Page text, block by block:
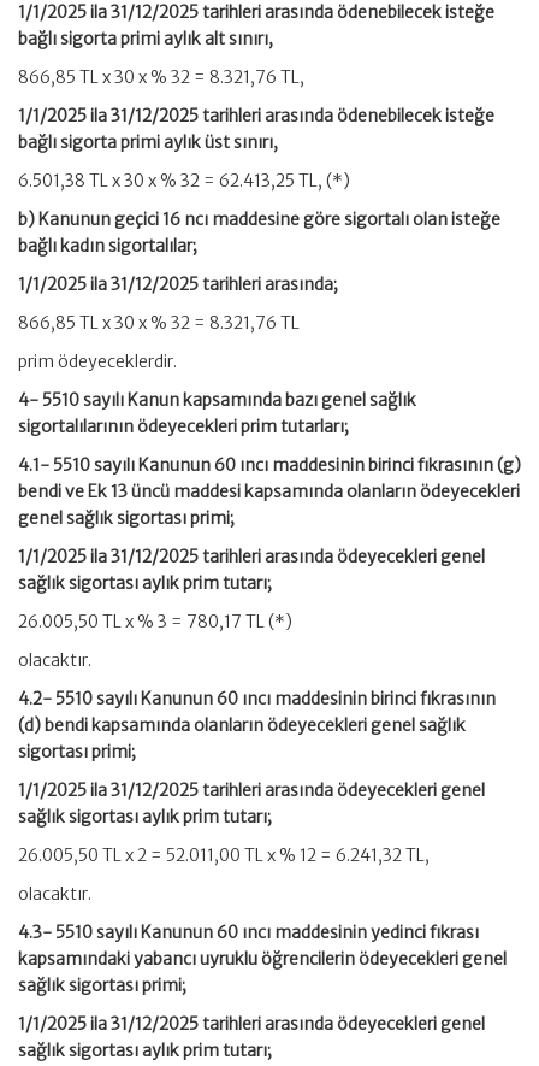
1/1/2025 ila 31/12/2025 tarihleri arasında ödenebilecek isteğe
bağlı sigorta primi aylık alt sınırı,
866,85 TL x 30 x % 32 = 8.321,76 TL,
1/1/2025 ila 31/12/2025 tarihleri arasında ödenebilecek isteğe
bağlı sigorta primi aylık üst sınırı,
6.501,38 TL x 30 x % 32 = 62.413,25 TL, (*)
b) Kanunun geçici 16 ncı maddesine göre sigortalı olan isteğe
bağlı kadın sigortalılar;
1/1/2025 ila 31/12/2025 tarihleri arasında;
866,85 TL x 30 x % 32 = 8.321,76 TL
prim ödeyeceklerdir.
4- 5510 sayılı Kanun kapsamında bazı genel sağlık
sigortalılarının ödeyecekleri prim tutarları;
4.1- 5510 sayılı Kanunun 60 ıncı maddesinin birinci fıkrasının (g)
bendi ve Ek 13 üncü maddesi kapsamında olanların ödeyecekleri
genel sağlık sigortası primi;
1/1/2025 ila 31/12/2025 tarihleri arasında ödeyecekleri genel
sağlık sigortası aylık prim tutarı;
26.005,50 TL x % 3 = 780,17 TL (*)
olacaktır.
4.2- 5510 sayılı Kanunun 60 ıncı maddesinin birinci fıkrasının
(d) bendi kapsamında olanların ödeyecekleri genel sağlık
sigortası primi;
1/1/2025 ila 31/12/2025 tarihleri arasında ödeyecekleri genel
sağlık sigortası aylık prim tutarı;
26.005,50 TL x 2 = 52.011,00 TL x % 12 = 6.241,32 TL,
olacaktır.
4.3- 5510 sayılı Kanunun 60 ıncı maddesinin yedinci fıkrası
kapsamındaki yabancı uyruklu öğrencilerin ödeyecekleri genel
sağlık sigortası primi;
1/1/2025 ila 31/12/2025 tarihleri arasında ödeyecekleri genel
sağlık sigortası aylık prim tutarı;